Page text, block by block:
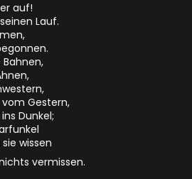
auf!
Lauf.
Gestern,
Dunkel;
wissen
vermissen.